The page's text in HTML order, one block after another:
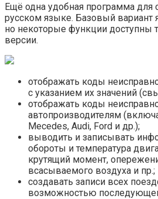
Ещё одна удобная программа для
русском языке. Базовый вариант
но некоторые функции доступны
версии.
отображать коды
с указанием их значений
отображать коды
автопроизводителям
Mecedes, Audi, Ford и др.);
выводить и записывать
обороты и температура
крутящий момент,
всасываемого воздуха и пр.;
создавать записи всех
возможностью